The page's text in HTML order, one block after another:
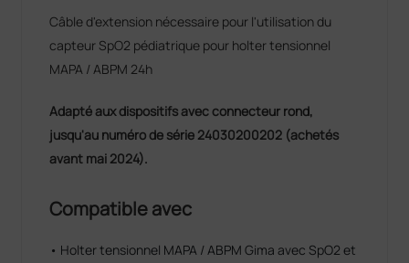
Câble d'extension nécessaire pour l'utilisation du
capteur SpO2 pédiatrique pour holter tensionnel
MAPA / ABPM 24h
Adapté aux dispositifs avec connecteur rond,
jusqu'au numéro de série 24030200202 (achetés
avant mai 2024).
Compatible avec
• Holter tensionnel MAPA / ABPM Gima avec SpO2 et